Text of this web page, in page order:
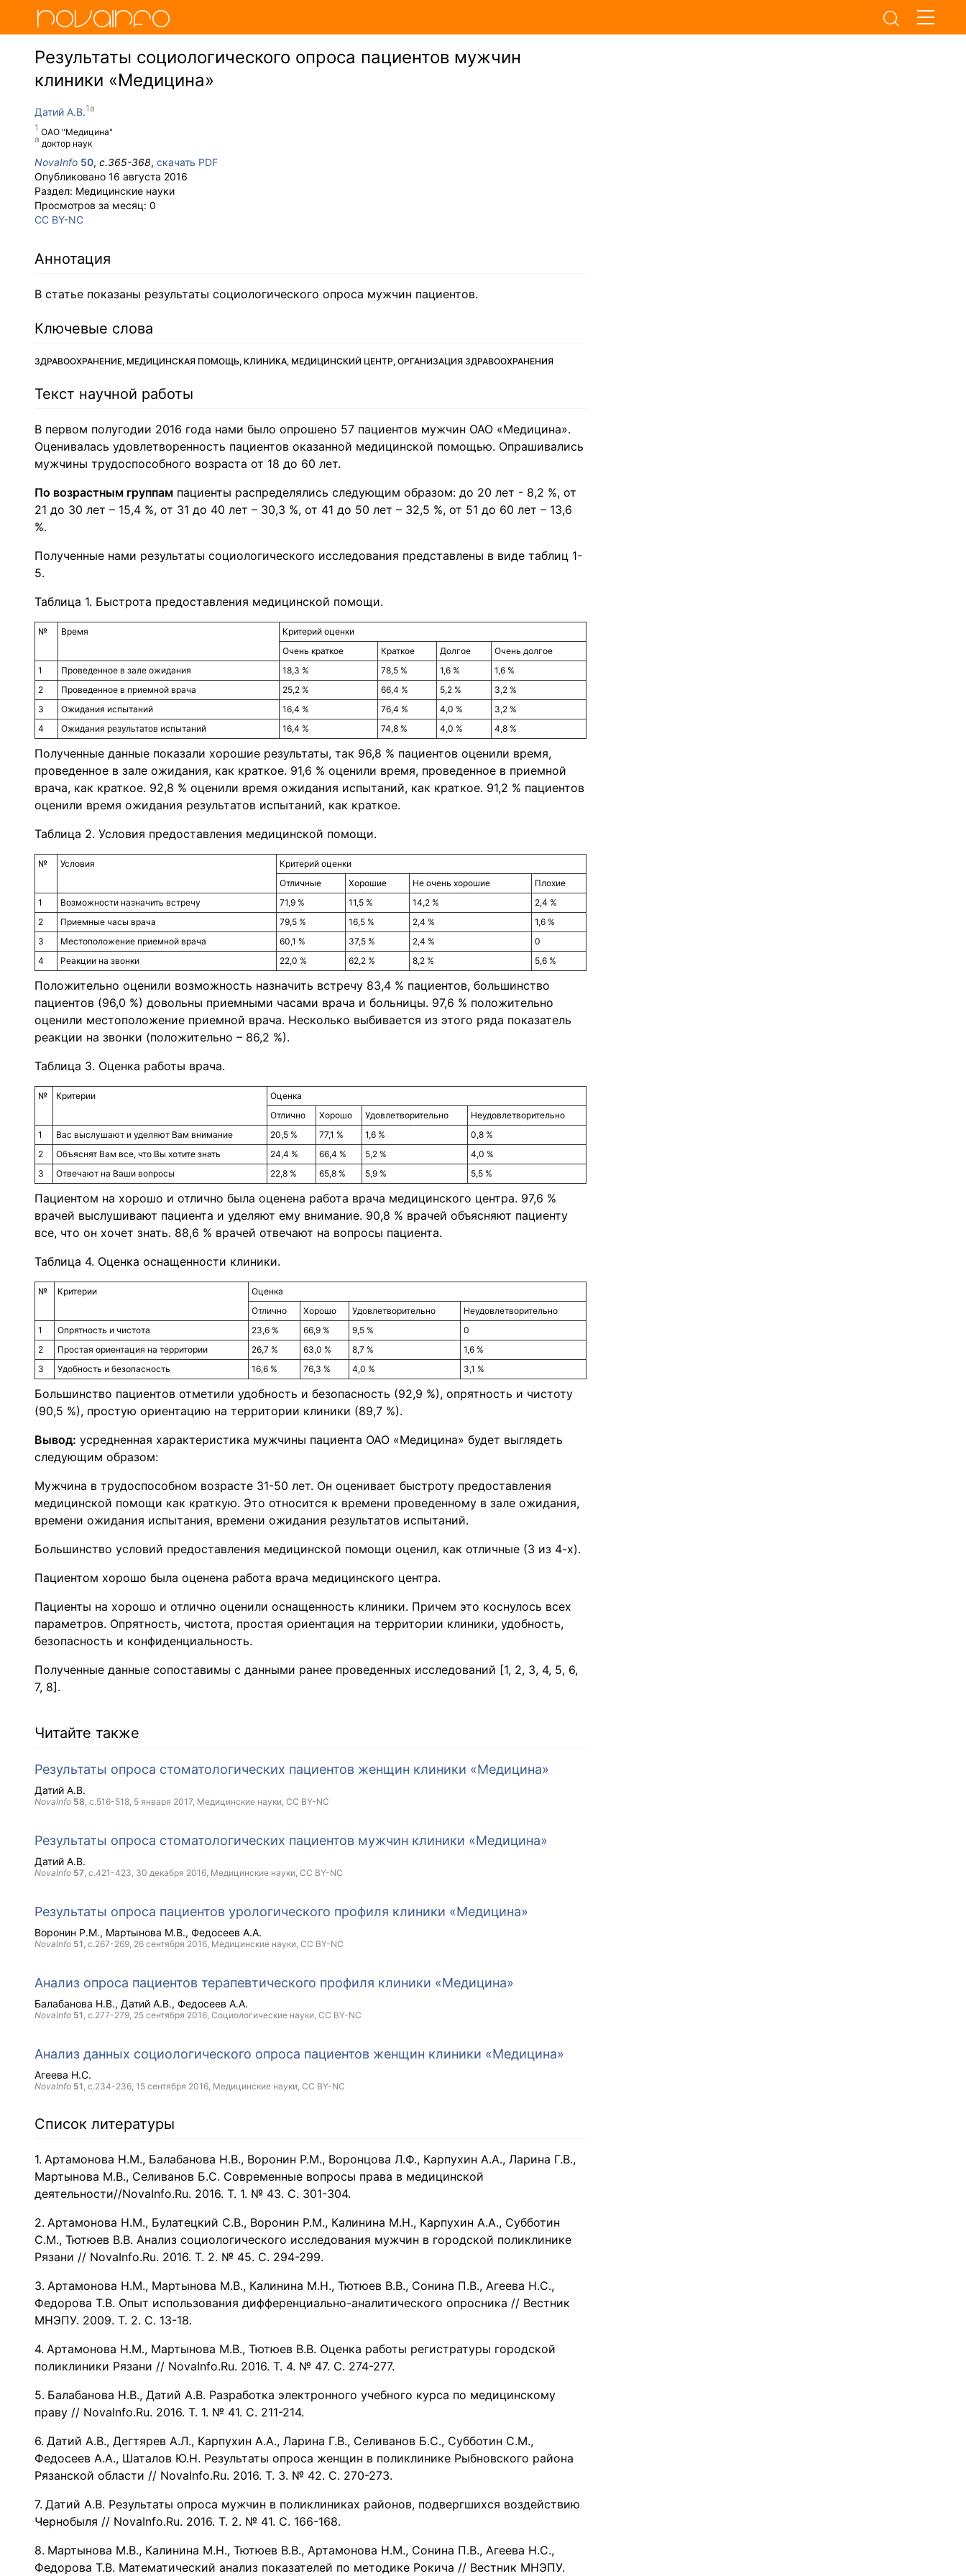
Результаты социологического опроса пациентов мужчин
клиники «Медицина»
Датий А.В.
ОАО "Медицина"
доктор наук
NovaInfo 50, с.365-368, скачать PDF
Опубликовано 16 августа 2016
Раздел: Медицинские науки
Просмотров за месяц: 0
CC BY-NC
Аннотация
В статье показаны результаты социологического опроса мужчин пациентов.
Ключевые слова
ЗДРАВООХРАНЕНИЕ, МЕДИЦИНСКАЯ ПОМОЩЬ, КЛИНИКА, МЕДИЦИНСКИЙ ЦЕНТР, ОРГАНИЗАЦИЯ ЗДРАВООХРАНЕНИЯ
Текст научной работы
В первом полугодии 2016 года нами было опрошено 57 пациентов мужчин ОАО «Медицина».
Оценивалась удовлетворенность пациентов оказанной медицинской помощью. Опрашивались
мужчины трудоспособного возраста от 18 до 60 лет.
По возрастным группам пациенты распределялись следующим образом: до 20 лет - 8,2 %, от
21 до 30 лет – 15,4 %, от 31 до 40 лет – 30,3 %, от 41 до 50 лет – 32,5 %, от 51 до 60 лет – 13,6
%.
Полученные нами результаты социологического исследования представлены в виде таблиц 1-
5.
Таблица 1. Быстрота предоставления медицинской помощи.
№ Время
Критерий оценки
Очень краткое
Краткое Долгое
Очень долгое
1
Проведенное в зале ожидания 18,3 % 78,5 % 1,6 %
1,6 %
2
Проведенное в приемной врача 25,2 % 66,4 % 5,2 %
3,2 %
3
Ожидания испытаний 16,4 % 76,4 % 4,0 %
3,2 %
4
Ожидания результатов испытаний 16,4 % 74,8 % 4,0 % 4,8 %
Полученные данные показали хорошие результаты, так 96,8 % пациентов оценили время,
проведенное в зале ожидания, как краткое. 91,6 % оценили время, проведенное в приемной
врача, как краткое. 92,8 % оценили время ожидания испытаний, как краткое. 91,2 % пациентов
оценили время ожидания результатов испытаний, как краткое.
Таблица 2. Условия предоставления медицинской помощи.
№ Условия
Критерий оценки
Отличные
Хорошие Не очень хорошие
Плохие
1
Возможности назначить встречу 71,9 % 11,5 % 14,2 %
2,4 %
2
Приемные часы врача 79,5 % 16,5 % 2,4 %
1,6 %
3
Местоположение приемной врача 60,1 % 37,5 % 2,4 %
0
4
Реакции на звонки 22,0 % 62,2 % 8,2 % 5,6 %
Положительно оценили возможность назначить встречу 83,4 % пациентов, большинство
пациентов (96,0 %) довольны приемными часами врача и больницы. 97,6 % положительно
оценили местоположение приемной врача. Несколько выбивается из этого ряда показатель
реакции на звонки (положительно – 86,2 %).
Таблица 3. Оценка работы врача.
№ Критерии
Оценка
Отлично
Хорошо Удовлетворительно
Неудовлетворительно
1
Вас выслушают и уделяют Вам внимание 20,5 % 77,1 % 1,6 %
0,8 %
2
Объяснят Вам все, что Вы хотите знать 24,4 % 66,4 % 5,2 %
4,0 %
3
Отвечают на Ваши вопросы 22,8 % 65,8 % 5,9 % 5,5 %
Пациентом на хорошо и отлично была оценена работа врача медицинского центра. 97,6 %
врачей выслушивают пациента и уделяют ему внимание. 90,8 % врачей объясняют пациенту
все, что он хочет знать. 88,6 % врачей отвечают на вопросы пациента.
Таблица 4. Оценка оснащенности клиники.
№ Критерии
Оценка
Отлично
Хорошо Удовлетворительно
Неудовлетворительно
1
Опрятность и чистота 23,6 % 66,9 % 9,5 %
0
2
Простая ориентация на территории 26,7 % 63,0 % 8,7 %
1,6 %
3
Удобность и безопасность 16,6 % 76,3 % 4,0 % 3,1 %
Большинство пациентов отметили удобность и безопасность (92,9 %), опрятность и чистоту
(90,5 %), простую ориентацию на территории клиники (89,7 %).
Вывод: усредненная характеристика мужчины пациента ОАО «Медицина» будет выглядеть
следующим образом:
Мужчина в трудоспособном возрасте 31-50 лет. Он оценивает быстроту предоставления
медицинской помощи как краткую. Это относится к времени проведенному в зале ожидания,
времени ожидания испытания, времени ожидания результатов испытаний.
Большинство условий предоставления медицинской помощи оценил, как отличные (3 из 4-х).
Пациентом хорошо была оценена работа врача медицинского центра.
Пациенты на хорошо и отлично оценили оснащенность клиники. Причем это коснулось всех
параметров. Опрятность, чистота, простая ориентация на территории клиники, удобность,
безопасность и конфиденциальность.
Полученные данные сопоставимы с данными ранее проведенных исследований [1, 2, 3, 4, 5, 6,
7, 8].
Читайте также
Результаты опроса стоматологических пациентов женщин клиники «Медицина»
Датий А.В.
NovaInfo 58, с.516-518, 5 января 2017, Медицинские науки, CC BY-NC
Результаты опроса стоматологических пациентов мужчин клиники «Медицина»
Датий А.В.
NovaInfo 57, с.421-423, 30 декабря 2016, Медицинские науки, CC BY-NC
Результаты опроса пациентов урологического профиля клиники «Медицина»
Воронин Р.М. Мартынова М.В. Федосеев А.А.
NovaInfo 51, с.267-269, 26 сентября 2016, Медицинские науки, CC BY-NC
Анализ опроса пациентов терапевтического профиля клиники «Медицина»
Балабанова Н.В. Датий А.В. Федосеев А.А.
NovaInfo 51, с.277-279, 25 сентября 2016, Социологические науки, CC BY-NC
Анализ данных социологического опроса пациентов женщин клиники «Медицина»
Агеева Н.С.
NovaInfo 51, с.234-236, 15 сентября 2016, Медицинские науки, CC BY-NC
Список литературы
Артамонова Н.М., Балабанова Н.В., Воронин Р.М., Воронцова Л.Ф., Карпухин А.А., Ларина Г.В.,
Мартынова М.В., Селиванов Б.С. Современные вопросы права в медицинской
деятельности//NovaInfo.Ru. 2016. Т. 1. № 43. С. 301-304.
Артамонова Н.М., Булатецкий С.В., Воронин Р.М., Калинина М.Н., Карпухин А.А., Субботин
С.М., Тютюев В.В. Анализ социологического исследования мужчин в городской поликлинике
Рязани // NovaInfo.Ru. 2016. Т. 2. № 45. С. 294-299.
Артамонова Н.М., Мартынова М.В., Калинина М.Н., Тютюев В.В., Сонина П.В., Агеева Н.С.,
Федорова Т.В. Опыт использования дифференциально-аналитического опросника // Вестник
МНЭПУ. 2009. Т. 2. С. 13-18.
Артамонова Н.М., Мартынова М.В., Тютюев В.В. Оценка работы регистратуры городской
поликлиники Рязани // NovaInfo.Ru. 2016. Т. 4. № 47. С. 274-277.
Балабанова Н.В., Датий А.В. Разработка электронного учебного курса по медицинскому
праву // NovaInfo.Ru. 2016. Т. 1. № 41. С. 211-214.
Датий А.В., Дегтярев А.Л., Карпухин А.А., Ларина Г.В., Селиванов Б.С., Субботин С.М.,
Федосеев А.А., Шаталов Ю.Н. Результаты опроса женщин в поликлинике Рыбновского района
Рязанской области // NovaInfo.Ru. 2016. Т. 3. № 42. С. 270-273.
Датий А.В. Результаты опроса мужчин в поликлиниках районов, подвергшихся воздействию
Чернобыля // NovaInfo.Ru. 2016. Т. 2. № 41. С. 166-168.
Мартынова М.В., Калинина М.Н., Тютюев В.В., Артамонова Н.М., Сонина П.В., Агеева Н.С.,
Федорова Т.В. Математический анализ показателей по методике Рокича // Вестник МНЭПУ.